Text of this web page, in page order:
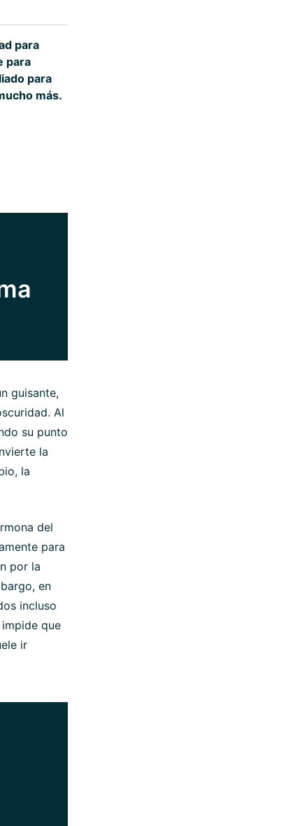
para
para
para
más.
guisante,
Al
su punto
la
la
del
para
por la
en
incluso
que
ir